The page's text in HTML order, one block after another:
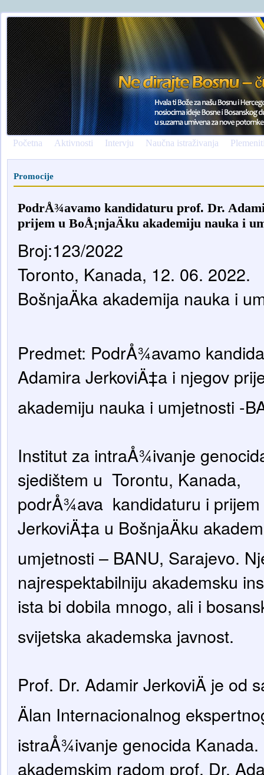
Početna Aktivnosti Intervju Naučna istraživanja
Promocije
PodrÅ¾avamo kandidaturu prof. Dr.
prijem u BoÅ¡njaÄku akademiju nauka i
Broj:123/2022
Toronto, Kanada, 12. 06. 2022.
BošnjaÄka akademija nauka i
Predmet: PodrÅ¾avamo
Adamira JerkoviÄ‡a i njegov
akademiju nauka i umjetnosti -
Institut za intraÅ¾ivanje
sjedištem u Torontu, Kanada,
podrÅ¾ava kandidaturu i
JerkoviÄ‡a u BošnjaÄku
umjetnosti – BANU, Sarajevo.
najrespektabilniju akademsku
ista bi dobila mnogo, ali i
svijetska akademska javnost.
Prof. Dr. Adamir JerkoviÄ je od
Älan Internacionalnog
istraÅ¾ivanje genocida Kanada.
akademskim radom prof. Dr.